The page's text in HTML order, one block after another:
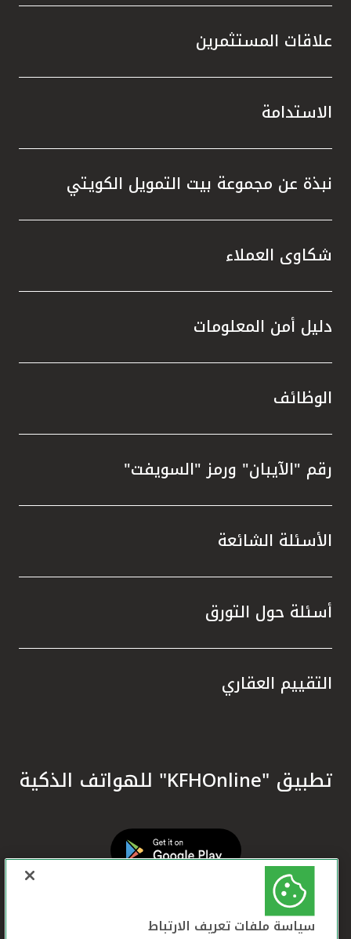
علاقات المستثمرين
الاستدامة
نبذة عن مجموعة بيت التمويل الكويتي
شكاوى العملاء
دليل أمن المعلومات
الوظائف
رقم "الآيبان" ورمز "السويفت"
الأسئلة الشائعة
أسئلة حول التورق
التقييم العقاري
تطبيق "KFHOnline" للهواتف الذكية
سياسة ملفات تعريف الارتباط